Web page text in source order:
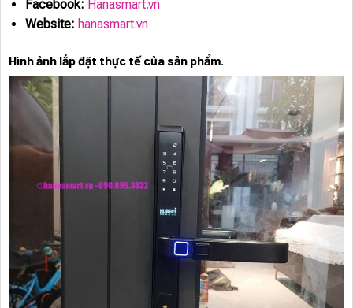
Facebook: Hanasmart.vn
Website: hanasmart.vn
Hình ảnh lắp đặt thực tế của sản phẩm.